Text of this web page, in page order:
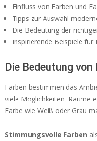
Einfluss von Farben und
Tipps zur Auswahl
Die Bedeutung der
Inspirierende Beispiele für
Die Bedeutung
Farben bestimmen das
viele Möglichkeiten, Räume
Farbe wie Weiß oder Grau
Stimmungsvolle Farben als